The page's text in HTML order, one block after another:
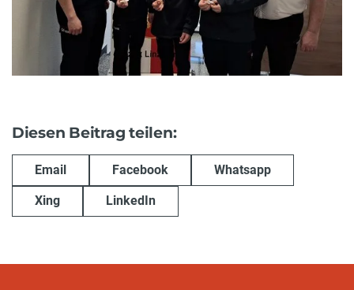
Diesen Beitrag teilen:
Email Facebook Whatsapp
Xing LinkedIn